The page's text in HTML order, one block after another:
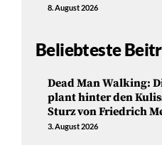
8. August 2026
Beliebteste
Dead Man Walking:
plant hinter den
Sturz von Friedrich
3. August 2026